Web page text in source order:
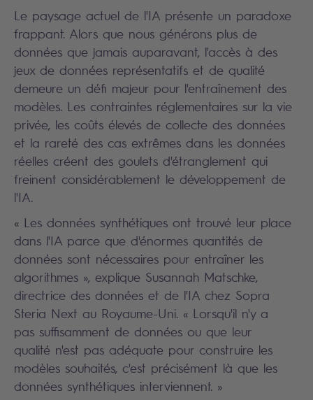
Le paysage actuel de l'IA présente un paradoxe
frappant. Alors que nous générons plus de
données que jamais auparavant, l'accès à des
jeux de données représentatifs et de qualité
demeure un défi majeur pour l'entraînement des
modèles. Les contraintes réglementaires sur la vie
privée, les coûts élevés de collecte des données
et la rareté des cas extrêmes dans les données
réelles créent des goulets d'étranglement qui
freinent considérablement le développement de
l'IA.
« Les données synthétiques ont trouvé leur place
dans l'IA parce que d'énormes quantités de
données sont nécessaires pour entraîner les
algorithmes », explique Susannah Matschke,
directrice des données et de l'IA chez Sopra
Steria Next au Royaume-Uni. « Lorsqu'il n'y a
pas suffisamment de données ou que leur
qualité n'est pas adéquate pour construire les
modèles souhaités, c'est précisément là que les
données synthétiques interviennent. »